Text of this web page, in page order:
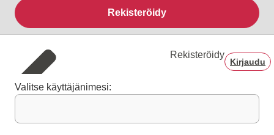
Rekisteröidy
Rekisteröidy
Kirjaudu
Valitse käyttäjänimesi: